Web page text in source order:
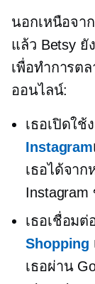
นอกเหนือจา
แล้ว Betsy ยั
เพื่อทำการต
ออนไลน์:
เธอเปิดใช้
Instagram
เธอได้จาก
Instagram
เธอเชื่อมต่
Shopping
เธอผ่าน